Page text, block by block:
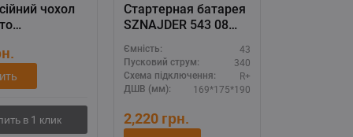
чохол
Стартерная батарея
SZNAJDER 543 08
мощный
аккумулятор для
иномарок
Ємність: 43
Пусковий струм: 340
Схема підключення: R+
ДШВ (мм): 169*175*190
2,220 грн.